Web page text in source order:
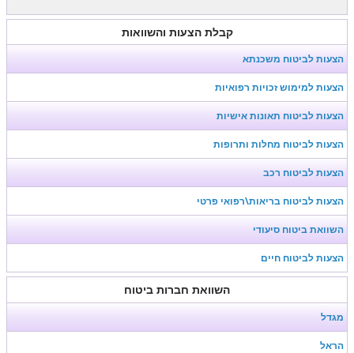
קבלת הצעות והשוואות
הצעות לביטוח משכנתא
הצעות למימוש זכויות רפואיות
הצעות לביטוח תאונות אישיות
הצעות לביטוח מחלות ותרופות
הצעות לביטוח רכב
הצעות לביטוח בריאות\רפואי פרטי
השוואת ביטוח סיעודי
הצעות לביטוח חיים
השוואת חברות ביטוח
מגדל
הראל